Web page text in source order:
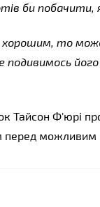
би
то
подивимось
Тайсон Ф'юрі
перед